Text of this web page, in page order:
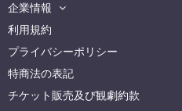
企業情報
利用規約
プライバシーポリシー
特商法の表記
チケット販売及び観劇約款